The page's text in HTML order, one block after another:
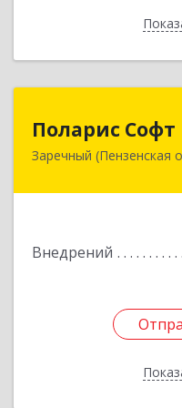
Поларис Софт
Заречный (Пензенская
Внедрений
442960,